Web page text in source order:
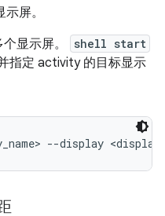
屏。
显示屏。
shell start
指定 activity 的目标显示